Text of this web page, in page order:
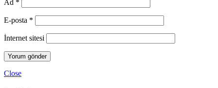
Ad *
E-posta *
İnternet sitesi
Close